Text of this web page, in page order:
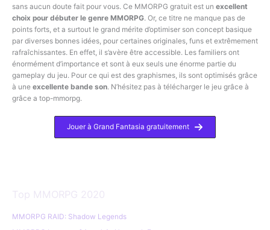
sans aucun doute fait pour vous. Ce MMORPG gratuit est un excellent
choix pour débuter le genre MMORPG. Or, ce titre ne manque pas de
points forts, et a surtout le grand mérite d’optimiser son concept basique
par diverses bonnes idées, pour certaines originales, funs et extrêmement
rafraîchissantes. En effet, il s’avère être accessible. Les familiers ont
énormément d’importance et sont à eux seuls une énorme partie du
gameplay du jeu. Pour ce qui est des graphismes, ils sont optimisés grâce
à une excellente bande son. N’hésitez pas à télécharger le jeu grâce à
grâce a top-mmorpg.
Jouer à Grand Fantasia gratuitement
Top MMORPG 2020
MMORPG RAID: Shadow Legends